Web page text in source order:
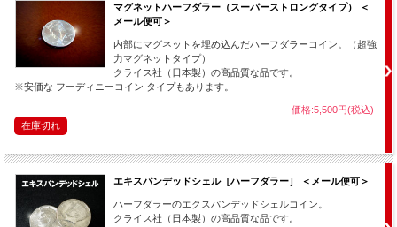
子ども相手やシンプルに演じたい場合は「枚数」で。
大人相手や、お洒落な演出をしたい場合は「金額計算」の演技を。
と演じ分けてお楽しみ下さい。
もちろん半袖でも演技可能。
消えたコインはどれだけ調べても、どこにもありませんので非常に不思議で
マグネットハーフダラー（スーパーストロングタイプ） ＜
メール便可＞
内部にマグネットを埋め込んだハーフダラーコイン。（超強
力マグネットタイプ）
クライス社（日本製）の高品質な品です。
※安価な フーディニーコイン タイプもあります。
価格:5,500円(税込)
在庫切れ
エキスパンデッドシェル［ハーフダラー］ ＜メール便可＞
ハーフダラーのエクスパンデッドシェルコイン。
クライス社（日本製）の高品質な品です。